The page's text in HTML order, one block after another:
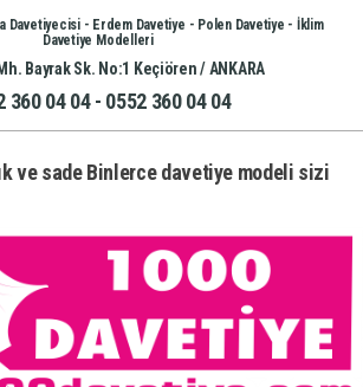
Davetiyecisi - Erdem Davetiye - Polen Davetiye - İklim
Davetiye Modelleri
Bayrak Sk. No:1 Keçiören / ANKARA
360 04 04 - 0552 360 04 04
ve sade Binlerce davetiye modeli sizi